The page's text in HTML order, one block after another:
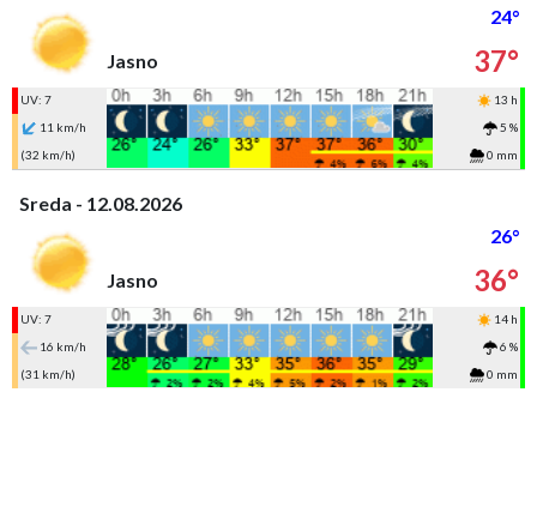
24°
Jasno
37°
UV: 7
13 h
11 km/h
5 %
(32 km/h)
0 mm
Sreda - 12.08.2026
26°
Jasno
36°
UV: 7
14 h
16 km/h
6 %
(31 km/h)
0 mm